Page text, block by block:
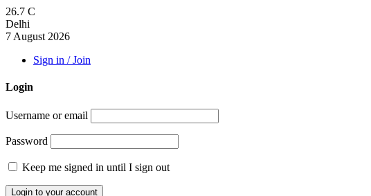
26.7 C
Delhi
7 August 2026
Sign in / Join
Login
Username or email
Password
Keep me signed in until I sign out